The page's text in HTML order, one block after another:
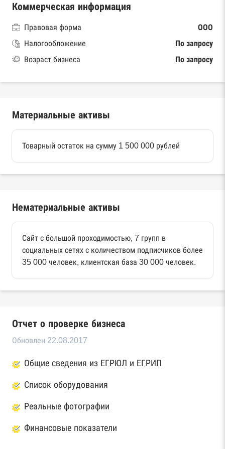
Коммерческая информация
Правовая форма
ООО
Налогообложение
По запросу
Возраст бизнеса
По запросу
Материальные активы
Товарный остаток на сумму 1 500 000 рублей
Нематериальные активы
Сайт с большой проходимостью, 7 групп в
социальных сетях с количеством подписчиков более
35 000 человек, клиентская база 30 000 человек.
Отчет о проверке бизнеса
Обновлен 22.08.2017
Общие сведения из ЕГРЮЛ и ЕГРИП
Список оборудования
Реальные фотографии
Финансовые показатели